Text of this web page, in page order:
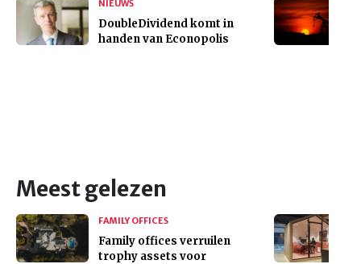
NIEUWS
DoubleDividend komt in
handen van Econopolis
Meest gelezen
FAMILY OFFICES
Family offices verruilen
trophy assets voor